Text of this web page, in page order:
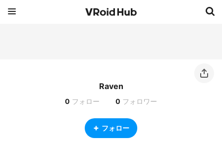
Raven
0 フォロー 0 フォロワー
フォロー